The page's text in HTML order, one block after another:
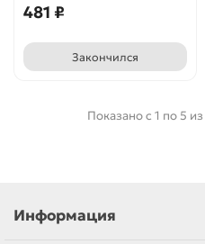
481 ₽
Закончился
Показано с 1 по 5
Информация